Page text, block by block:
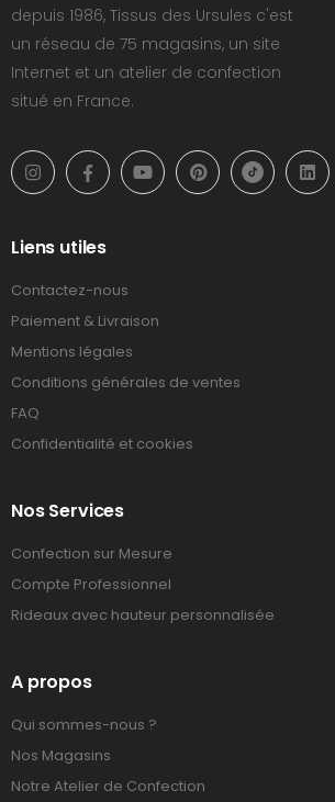
depuis 1986, Tissus des Ursules c'est
un réseau de 75 magasins, un site
Internet et un atelier de confection
situé en France.
Liens utiles
Contactez-nous
Paiement & Livraison
Mentions légales
Conditions générales de ventes
FAQ
Confidentialité et cookies
Nos Services
Confection sur Mesure
Compte Professionnel
Rideaux avec hauteur personnalisée
A propos
Qui sommes-nous ?
Nos Magasins
Notre Atelier de Confection